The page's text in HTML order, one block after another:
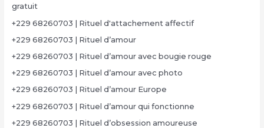
gratuit
+229 68260703 | Rituel d'attachement affectif
+229 68260703 | Rituel d’amour
+229 68260703 | Rituel d’amour avec bougie rouge
+229 68260703 | Rituel d’amour avec photo
+229 68260703 | Rituel d’amour Europe
+229 68260703 | Rituel d’amour qui fonctionne
+229 68260703 | Rituel d’obsession amoureuse